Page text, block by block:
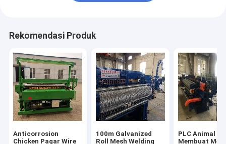
Rekomendasi Produk
Anticorrosion
Chicken Pagar Wire
100m Galvanized
Roll Mesh Welding
PLC Animal
Membuat